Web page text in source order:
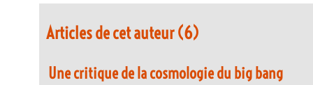
Articles de cet auteur (6)
Une critique de la cosmologie du big bang